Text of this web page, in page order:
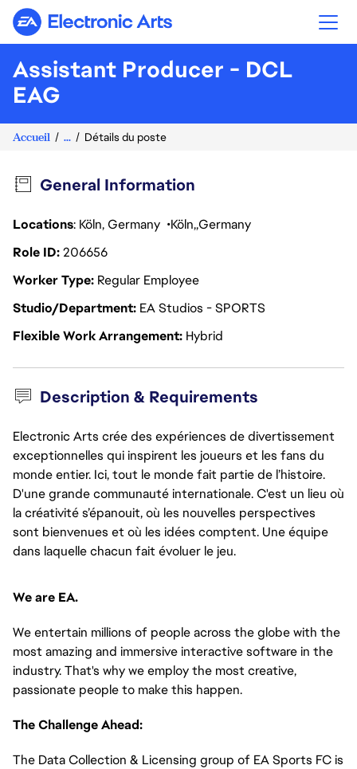
Electronic Arts
Assistant Producer - DCL
EAG
Accueil ... Détails du poste
General Information
Locations: Köln, Germany Köln Germany
Role ID206656
Worker Type Regular Employee
Studio/Department EA Studios - SPORTS
Flexible Work Arrangement Hybrid
Description & Requirements
Electronic Arts crée des expériences de divertissement
exceptionnelles qui inspirent les joueurs et les fans du
monde entier. Ici, tout le monde fait partie de l’histoire.
D'une grande communauté internationale. C'est un lieu où
la créativité s’épanouit, où les nouvelles perspectives
sont bienvenues et où les idées comptent. Une équipe
dans laquelle chacun fait évoluer le jeu.
We are EA.
We entertain millions of people across the globe with the
most amazing and immersive interactive software in the
industry. That's why we employ the most creative,
passionate people to make this happen.
The Challenge Ahead:
The Data Collection & Licensing group of EA Sports FC is